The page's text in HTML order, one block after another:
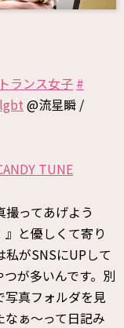
ランス女子 #
@流星瞬 /
TUNE
ってあげよう
と優しくて寄り
がSNSにUPして
が多いんです。別
写真フォルダを見
ぁ〜って日記み